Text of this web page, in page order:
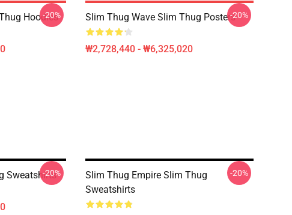
Hoodies
-20% Slim Thug Wave Slim Thug Posters
₩2,728,440 - ₩6,325,020
-20%
Sweatshirts
-20%
Slim Thug Empire Slim Thug
Sweatshirts
-20%